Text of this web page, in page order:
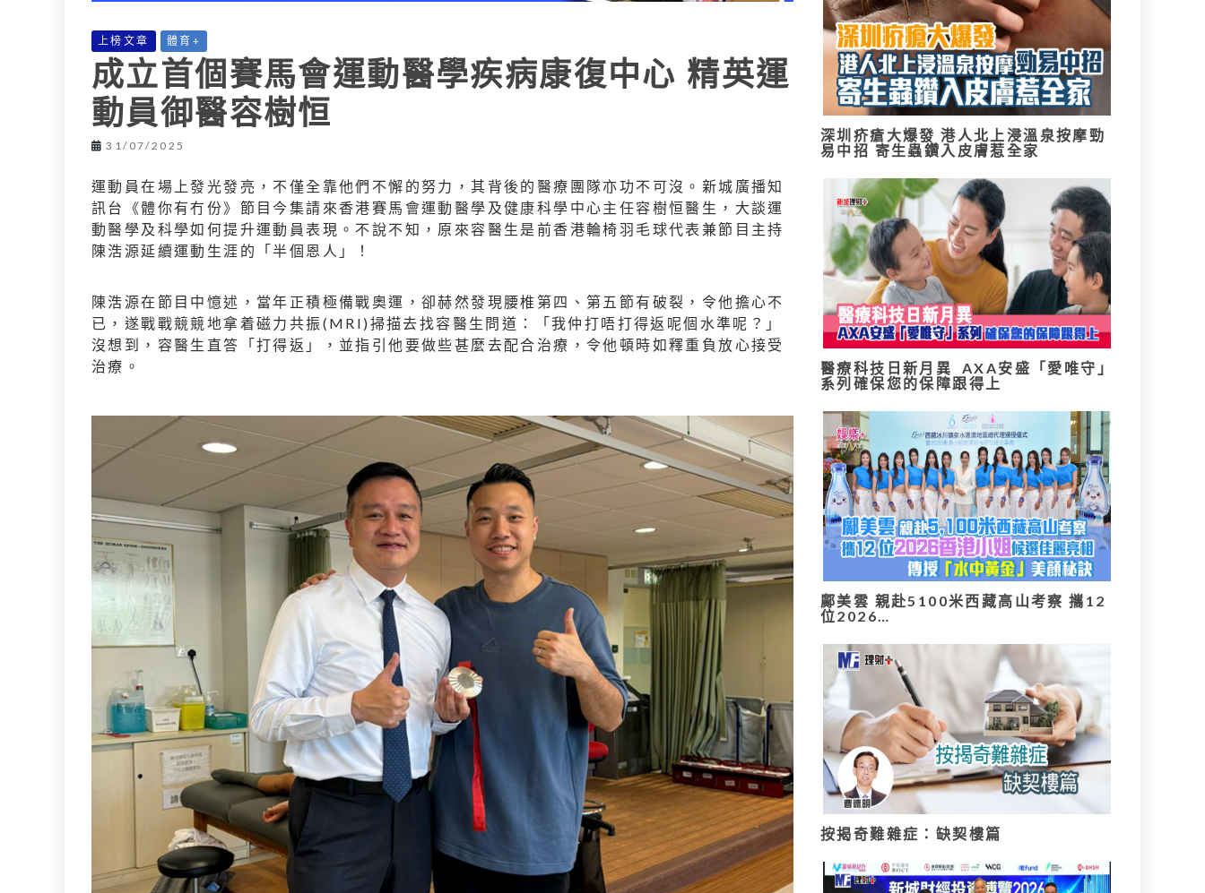
上榜文章 體育+
成立首個賽馬會運動醫學疾病康復中心 精英運
動員御醫容樹恒
31/07/2025
運動員在場上發光發亮，不僅全靠他們不懈的努力，其背後的醫療團隊亦功不可沒。新城廣播知
訊台《體你有冇份》節目今集請來香港賽馬會運動醫學及健康科學中心主任容樹恒醫生，大談運
動醫學及科學如何提升運動員表現。不說不知，原來容醫生是前香港輪椅羽毛球代表兼節目主持
陳浩源延續運動生涯的「半個恩人」！
陳浩源在節目中憶述，當年正積極備戰奧運，卻赫然發現腰椎第四、第五節有破裂，令他擔心不
已，遂戰戰競競地拿着磁力共振(MRI)掃描去找容醫生問道：「我仲打唔打得返呢個水準呢？」
沒想到，容醫生直答「打得返」，並指引他要做些甚麼去配合治療，令他頓時如釋重負放心接受
治療。
深圳疥瘡大爆發 港人北上浸溫泉按摩勁
易中招 寄生蟲鑽入皮膚惹全家
醫療科技日新月異 AXA安盛「愛唯守」
系列確保您的保障跟得上
鄺美雲 親赴5100米西藏高山考察 攜12
位2026…
按揭奇難雜症：缺契樓篇